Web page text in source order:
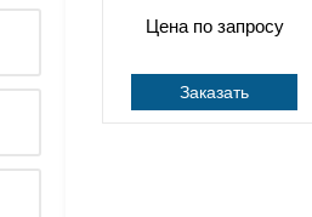
Цена по запросу
Заказать